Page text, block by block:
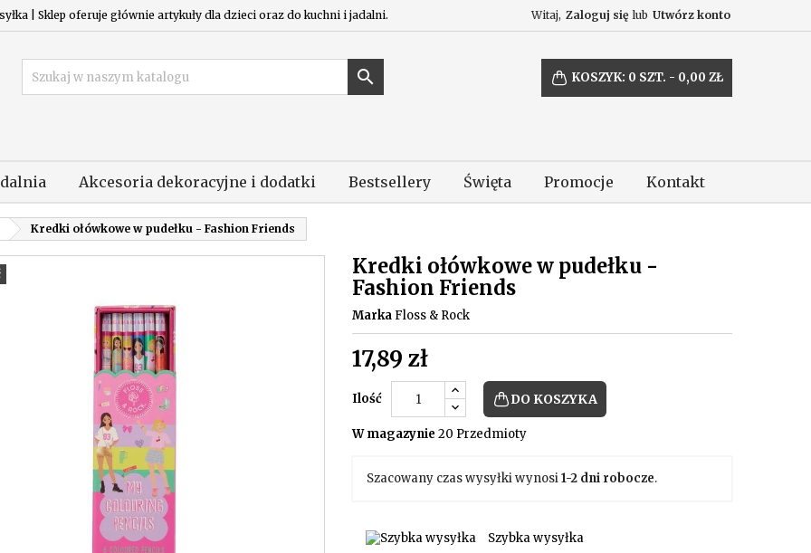
| Sklep oferuje głównie artykuły dla dzieci oraz do kuchni i jadalni. Witaj, Zaloguj się lub Utwórz konto
KOSZYK: 0 SZT. - 0,00 ZŁ

Akcesoria dekoracyjne i dodatki Bestsellery Święta Promocje Kontakt
Kredki ołówkowe w pudełku - Fashion Friends
Kredki ołówkowe w pudełku -
Fashion Friends
Marka Floss & Rock
17,89 zł
Ilość DO KOSZYKA
W magazynie 20 Przedmioty
Szacowany czas wysyłki wynosi1-2 dni robocze.
Szybka wysyłka